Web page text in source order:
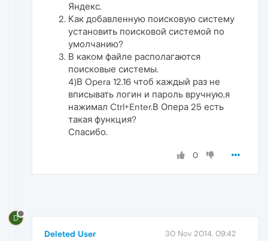
Яндекс.
Как добавленную поисковую систему
установить поисковой системой по
умолчанию?
В каком файле располагаются
поисковые системы.
4)В Opera 12.16 чтоб каждый раз не
вписывать логин и пароль вручную,я
нажимал Ctrl+Enter.В Опера 25 есть
такая функция?
Спасибо.
0
D
Deleted User 30 Nov 2014, 09:42